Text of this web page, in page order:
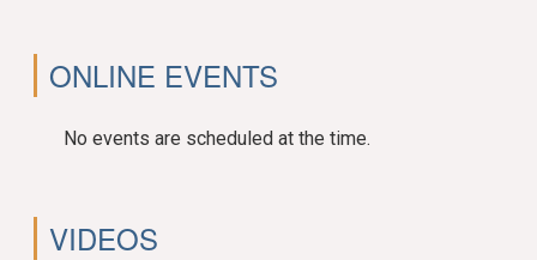
ONLINE EVENTS
No events are scheduled at the time.
VIDEOS